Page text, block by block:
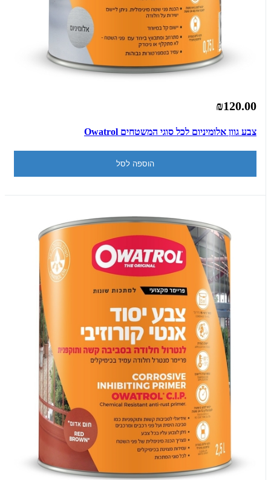
₪120.00
צבע גוון אלומיניום לכל סוגי המשטחים Owatrol
הוספה לסל